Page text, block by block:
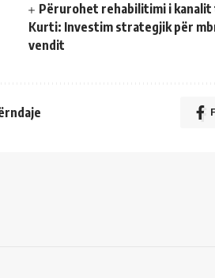
Përurohet rehabilitimi i
Kurti: Investim strategjik për
vendit